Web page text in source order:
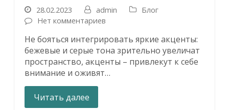
28.02.2023 admin
Блог
Нет комментариев
Не бояться интегрировать яркие акценты:
бежевые и серые тона зрительно увеличат
пространство, акценты – привлекут к себе
внимание и оживят…
Читать далее